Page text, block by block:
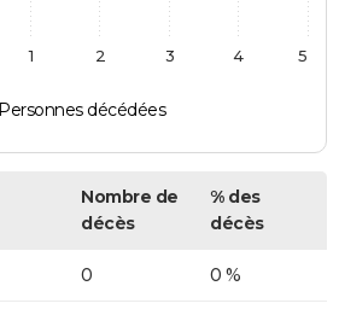
Personnes décédées
1 2 3 4 5
Nombre de
décès
% des
décès
0 0 %